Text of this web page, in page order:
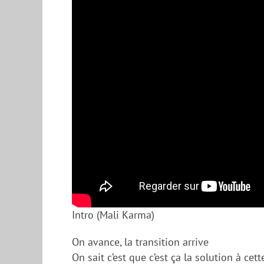
Intro (Mali Karma)
On avance, la transition arrive
On sait c’est que c’est ça la solution à